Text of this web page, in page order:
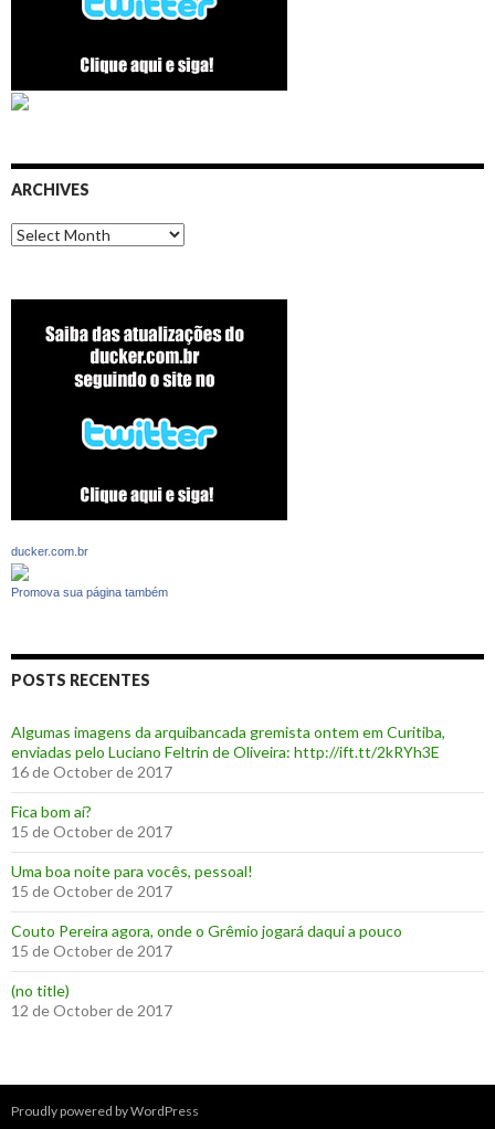
ARCHIVES
Archives
ducker.com.br
Promova sua página também
POSTS RECENTES
Algumas imagens da arquibancada gremista ontem em Curitiba,
enviadas pelo Luciano Feltrin de Oliveira: http://ift.tt/2kRYh3E
16 de October de 2017
‪Fica bom aí?‬
15 de October de 2017
Uma boa noite para vocês, pessoal!
15 de October de 2017
‪Couto Pereira agora, onde o Grêmio jogará daqui a pouco ‬
15 de October de 2017
(no title)
12 de October de 2017
Proudly powered by WordPress